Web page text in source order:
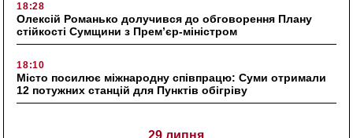
18:28
Олексій Романько долучився до обговорення Плану
стійкості Сумщини з Прем’єр-міністром
18:10
Місто посилює міжнародну співпрацю: Суми отримали
12 потужних станцій для Пунктів обігріву